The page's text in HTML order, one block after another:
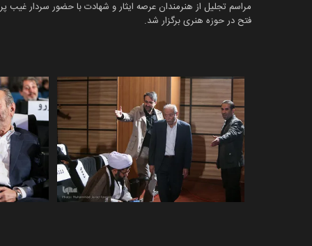
فتح در حوزه هنری برگزار شد.